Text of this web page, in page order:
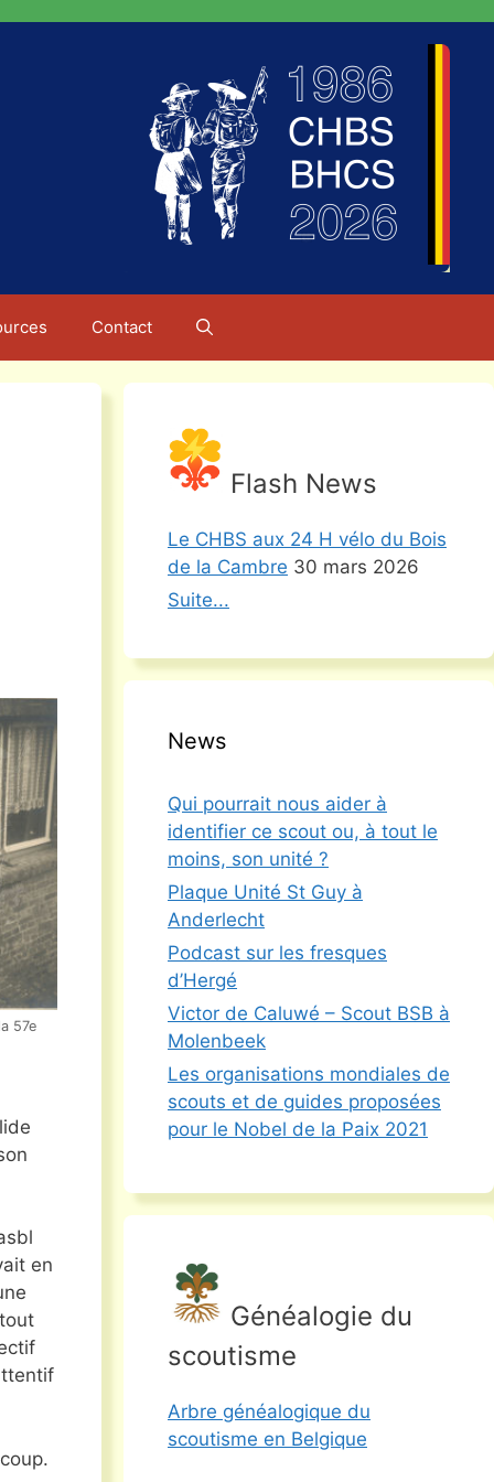
Contact
57e
en
Flash News
Le CHBS aux 24 H vélo du Bois
de la Cambre 30 mars 2026
Suite...
News
Qui pourrait nous aider à
identifier ce scout ou, à tout le
moins, son unité ?
Plaque Unité St Guy à
Anderlecht
Podcast sur les fresques
d’Hergé
Victor de Caluwé – Scout BSB à
Molenbeek
Les organisations mondiales de
scouts et de guides proposées
pour le Nobel de la Paix 2021
Généalogie du
scoutisme
Arbre généalogique du
scoutisme en Belgique